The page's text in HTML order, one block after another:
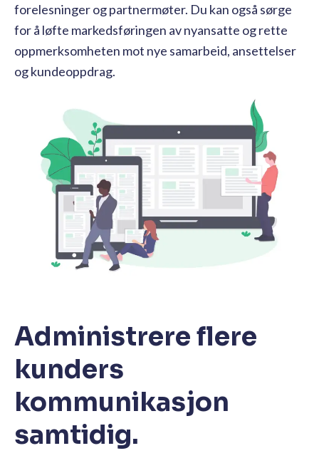
forelesninger og partnermøter. Du kan også sørge
for å løfte markedsføringen av nyansatte og rette
oppmerksomheten mot nye samarbeid, ansettelser
og kundeoppdrag.
Administrere flere
kunders
kommunikasjon
samtidig.